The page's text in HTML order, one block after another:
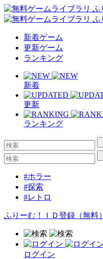
新着ゲーム
更新ゲーム
ランキング
新着
更新
ランキング
#ホラー
#探索
#レトロ
ふりーむ！ＩＤ登録（無料）
ログイン